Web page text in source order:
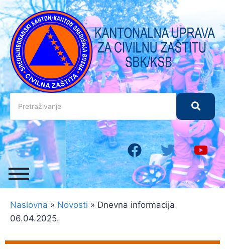
Naslovna » Novosti » Dnevna informacija
06.04.2025.